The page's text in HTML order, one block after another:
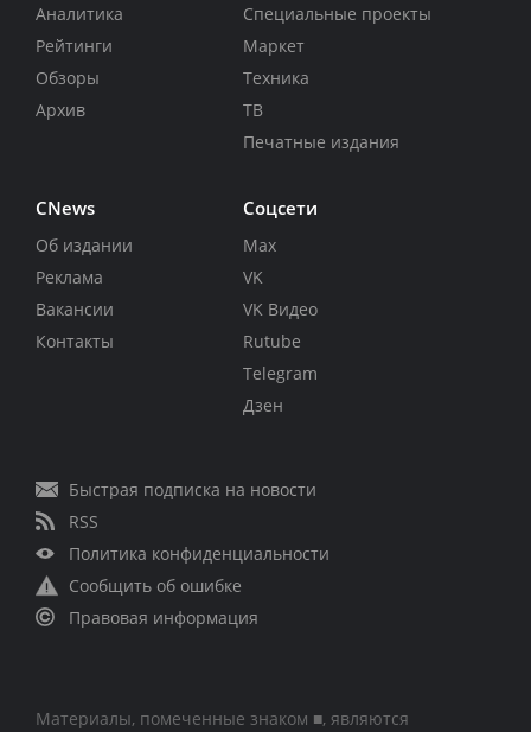
Аналитика
Рейтинги
Обзоры
Архив
Специальные проекты
Маркет
Техника
ТВ
Печатные издания
CNews
Об издании
Реклама
Вакансии
Контакты
Соцсети
Max
VK
VK Видео
Rutube
Telegram
Дзен
Быстрая подписка на новости
RSS
Политика конфиденциальности
Сообщить об ошибке
Правовая информация
Материалы, помеченные знаком ■, являются